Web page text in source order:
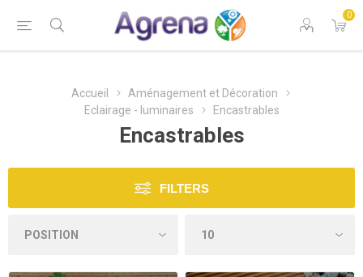
0
Accueil
Aménagement et Décoration
Eclairage - luminaires
Encastrables
Encastrables
FILTERS